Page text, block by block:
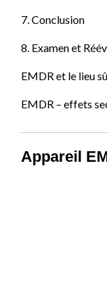
7. Conclusion
8. Examen et
EMDR et le lieu
EMDR – effets
Appareil